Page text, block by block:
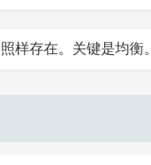
样存在。关键是均衡。